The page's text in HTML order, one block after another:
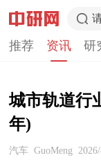
推荐 资讯 研
城市轨道行
年)
汽车 GuoMeng